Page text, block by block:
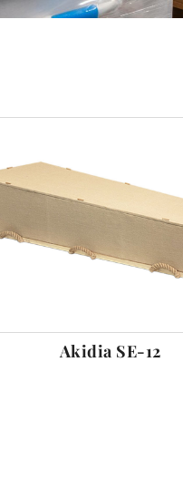
Akidia SE-12